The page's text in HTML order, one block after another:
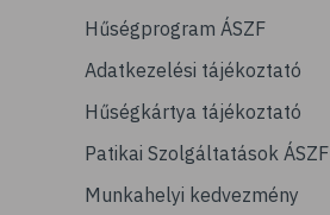
Hűségprogram ÁSZF
Adatkezelési tájékoztató
Hűségkártya tájékoztató
Patikai Szolgáltatások ÁSZF
Munkahelyi kedvezmény